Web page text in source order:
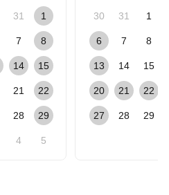
31 1
7 8
14 15
21 22
28 29
4 5
30 31 1
6 7 8
13 14 15
20 21 22
27 28 29